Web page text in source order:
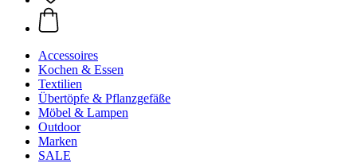
Accessoires
Kochen & Essen
Textilien
Übertöpfe & Pflanzgefäße
Möbel & Lampen
Outdoor
Marken
SALE